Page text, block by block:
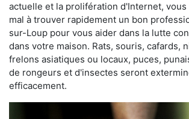
actuelle et la prolifération d'Internet, vous
mal à trouver rapidement un bon
sur-Loup pour vous aider dans la lutte
dans votre maison. Rats, souris, cafards,
frelons asiatiques ou locaux, puces,
de rongeurs et d'insectes seront
efficacement.